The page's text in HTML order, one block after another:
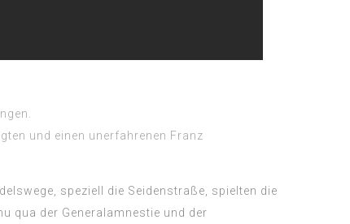
und einen unerfahrenen Franz
speziell die Seidenstraße, spielten die
qua der Generalamnestie und der